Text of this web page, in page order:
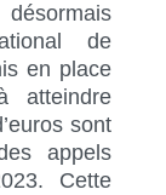
de
en place
atteindre
sont
appels
Cette